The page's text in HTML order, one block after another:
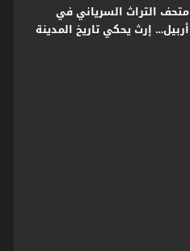
متحف التراث السرياني في
أربيل… إرث يحكي تاريخ المدينة